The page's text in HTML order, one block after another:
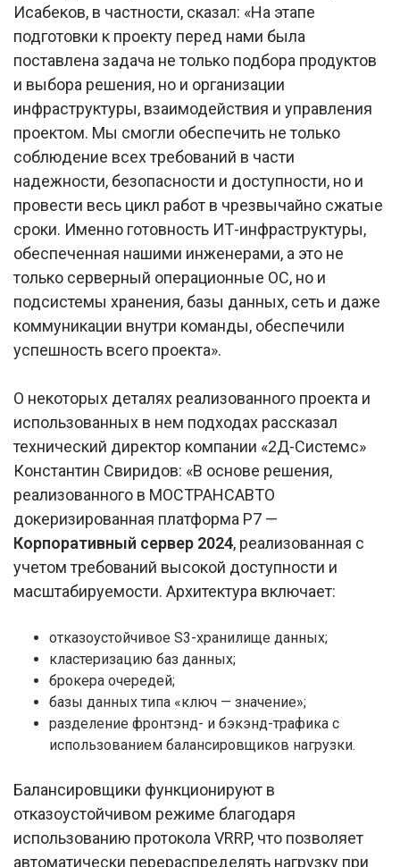
Исабеков, в частности, сказал: «На этапе
подготовки к проекту перед нами была
поставлена задача не только подбора продуктов
и выбора решения, но и организации
инфраструктуры, взаимодействия и управления
проектом. Мы смогли обеспечить не только
соблюдение всех требований в части
надежности, безопасности и доступности, но и
провести весь цикл работ в чрезвычайно сжатые
сроки. Именно готовность ИТ-инфраструктуры,
обеспеченная нашими инженерами, а это не
только серверный операционные ОС, но и
подсистемы хранения, базы данных, сеть и даже
коммуникации внутри команды, обеспечили
успешность всего проекта».
О некоторых деталях реализованного проекта и
использованных в нем подходах рассказал
технический директор компании «2Д-Системс»
Константин Свиридов: «В основе решения,
реализованного в МОСТРАНСАВТО
докеризированная платформа Р7 —
Корпоративный сервер 2024, реализованная с
учетом требований высокой доступности и
масштабируемости. Архитектура включает:
отказоустойчивое S3-хранилище данных;
кластеризацию баз данных;
брокера очередей;
базы данных типа «ключ — значение»;
разделение фронтэнд- и бэкэнд-трафика с
использованием балансировщиков нагрузки.
Балансировщики функционируют в
отказоустойчивом режиме благодаря
использованию протокола VRRP, что позволяет
автоматически перераспределять нагрузку при